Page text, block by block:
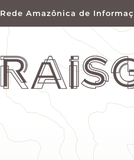
Rede Amazônica de